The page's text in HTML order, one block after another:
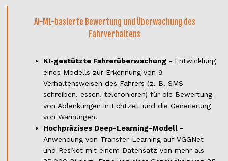
AI-ML-basierte Bewertung und Überwachung des
Fahrverhaltens
KI-gestützte Fahrerüberwachung - Entwicklung
eines Modells zur Erkennung von 9
Verhaltensweisen des Fahrers (z. B. SMS
schreiben, essen, telefonieren) für die Bewertung
von Ablenkungen in Echtzeit und die Generierung
von Warnungen.
Hochpräzises Deep-Learning-Modell -
Anwendung von Transfer-Learning auf VGGNet
und ResNet mit einem Datensatz von mehr als